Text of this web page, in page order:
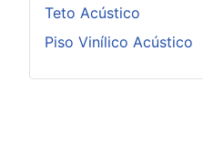
Teto Acústico
Piso Vinílico Acústico